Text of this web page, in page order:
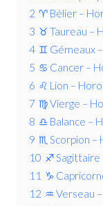
2 ♈ Bélier –
3 ♉ Taureau –
4 ♊ Gémeaux
5 ♋ Cancer –
6 ♌ Lion –
7 ♍ Vierge –
8 ♎ Balance –
9 ♏ Scorpion
10 ♐
11 ♑
12 ♒ Verseau